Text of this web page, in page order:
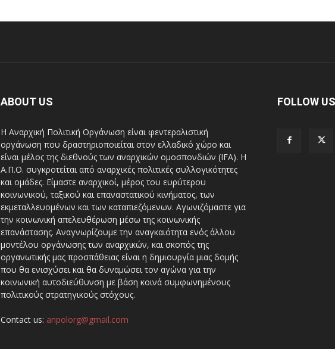
ABOUT US
Η Αναρχική Πολιτική Οργάνωση είναι φεντεραλιστική
οργάνωση που δραστηριοποιείται στον ελλαδικό χώρο και
είναι μέλος της διεθνούς των αναρχικών ομοσπονδιών (IFA). H
A.Π.Ο. συγκροτείται από αναρχικές πολιτικές συλλογικότητες
και ομάδες. Είμαστε αναρχικοί, μέρος του ευρύτερου
κοινωνικού, ταξικού και επαναστατικού κινήματος, των
εκμεταλλευομένων και των καταπιεζόμενων. Αγωνιζόμαστε για
την κοινωνική απελευθέρωση μέσω της κοινωνικής
επανάστασης. Αναγνωρίζουμε την αναγκαιότητα ενός άλλου
μοντέλου οργάνωσης των αναρχικών, και σκοπός της
οργανωτικής μας προσπάθειας είναι η δημιουργία μιας δομής
που θα ενισχύσει και θα δυναμώσει τον αγώνα για την
κοινωνική αυτοδιεύθυνση με βάση κοινά συμφωνημένους
πολιτικούς στρατηγικούς στόχους.
Contact us: anpolorg@gmail.com
FOLLOW US